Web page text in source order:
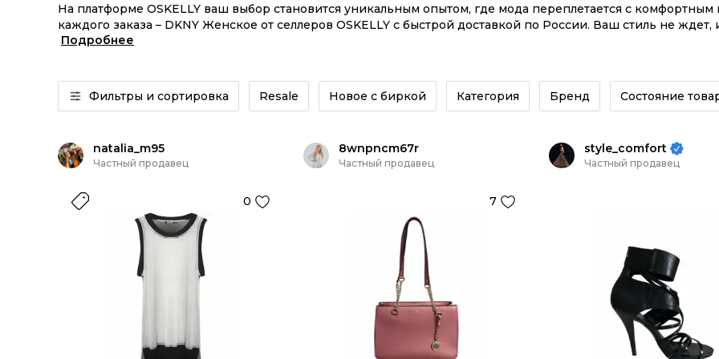
На платформе OSKELLY ваш выбор становится уникальным опытом, где мода переплетается с
каждого заказа – DKNY Женское от селлеров OSKELLY с быстрой доставкой по России. Ваш стиль не
Женское из новых коллекций – заказывайте на сайте или в приложении OSKELLY с целой экосистемой
Подробнее
Фильтры и сортировка Resale Новое с биркой Категория Бренд Состояние
natalia_m95
Частный продавец
0
8wnpncm67r
Частный продавец
7
style_comfort
Частный продавец